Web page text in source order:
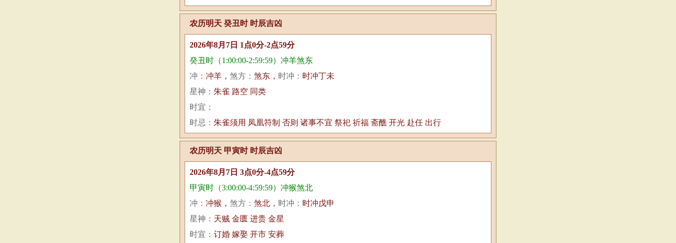
农历明天 癸丑时 时辰吉凶
2026年8月7日 1点0分-2点59分
癸丑时（1:00:00-2:59:59）冲羊煞东
冲： 冲羊， 煞方： 煞东， 时冲： 时冲丁未
星神： 朱雀 路空 同类
时宜：
时忌： 朱雀须用 凤凰符制 否则 诸事不宜 祭祀 祈福 斋醮 开光 赴任 出行
农历明天 甲寅时 时辰吉凶
2026年8月7日 3点0分-4点59分
甲寅时（3:00:00-4:59:59）冲猴煞北
冲： 冲猴， 煞方： 煞北， 时冲： 时冲戊申
星神： 天贼 金匮 进贵 金星
时宜： 订婚 嫁娶 开市 安葬